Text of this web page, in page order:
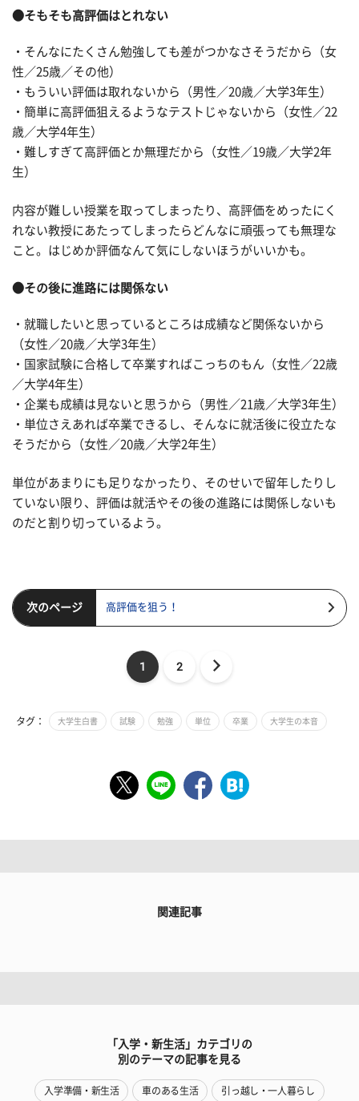
●そもそも高評価はとれない
・そんなにたくさん勉強しても差がつかなさそうだから（女
性／25歳／その他）
・もういい評価は取れないから（男性／20歳／大学3年生）
・簡単に高評価狙えるようなテストじゃないから（女性／22
歳／大学4年生）
・難しすぎて高評価とか無理だから（女性／19歳／大学2年
生）
内容が難しい授業を取ってしまったり、高評価をめったにく
れない教授にあたってしまったらどんなに頑張っても無理な
こと。はじめか評価なんて気にしないほうがいいかも。
●その後に進路には関係ない
・就職したいと思っているところは成績など関係ないから
（女性／20歳／大学3年生）
・国家試験に合格して卒業すればこっちのもん（女性／22歳
／大学4年生）
・企業も成績は見ないと思うから（男性／21歳／大学3年生）
・単位さえあれば卒業できるし、そんなに就活後に役立たな
そうだから（女性／20歳／大学2年生）
単位があまりにも足りなかったり、そのせいで留年したりし
ていない限り、評価は就活やその後の進路には関係しないも
のだと割り切っているよう。
次のページ 高評価を狙う！
1 2
タグ： 大学生白書 試験 勉強 単位 卒業 大学生の本音
関連記事
「入学・新生活」カテゴリの
別のテーマの記事を見る
入学準備・新生活 車のある生活 引っ越し・一人暮らし